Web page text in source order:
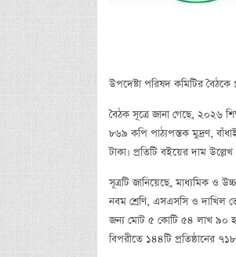
উপদেষ্টা পরিষদ কমিটির বৈঠকে
বৈঠক সূত্রে জানা গেছে, ২০২৬
৮৬৯ কপি পাঠ্যপস্তক মুদ্রণ,
টাকা। প্রতিটি বইয়ের দাম
সূত্রটি জানিয়েছে, মাধ্যমিক ও
নবম শ্রেণি, এসএসসি ও দাখিল
জন্য মোট ৫ কোটি ৫৪ লাখ ৯০
বিপরীতে ১৪৪টি প্রতিষ্ঠানের